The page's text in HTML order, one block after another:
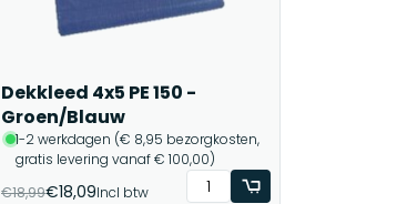
Dekkleed 4x5 PE 150 -
Groen/Blauw
1-2 werkdagen (€ 8,95 bezorgkosten,
gratis levering vanaf € 100,00)
€18,99€18,09Incl btw